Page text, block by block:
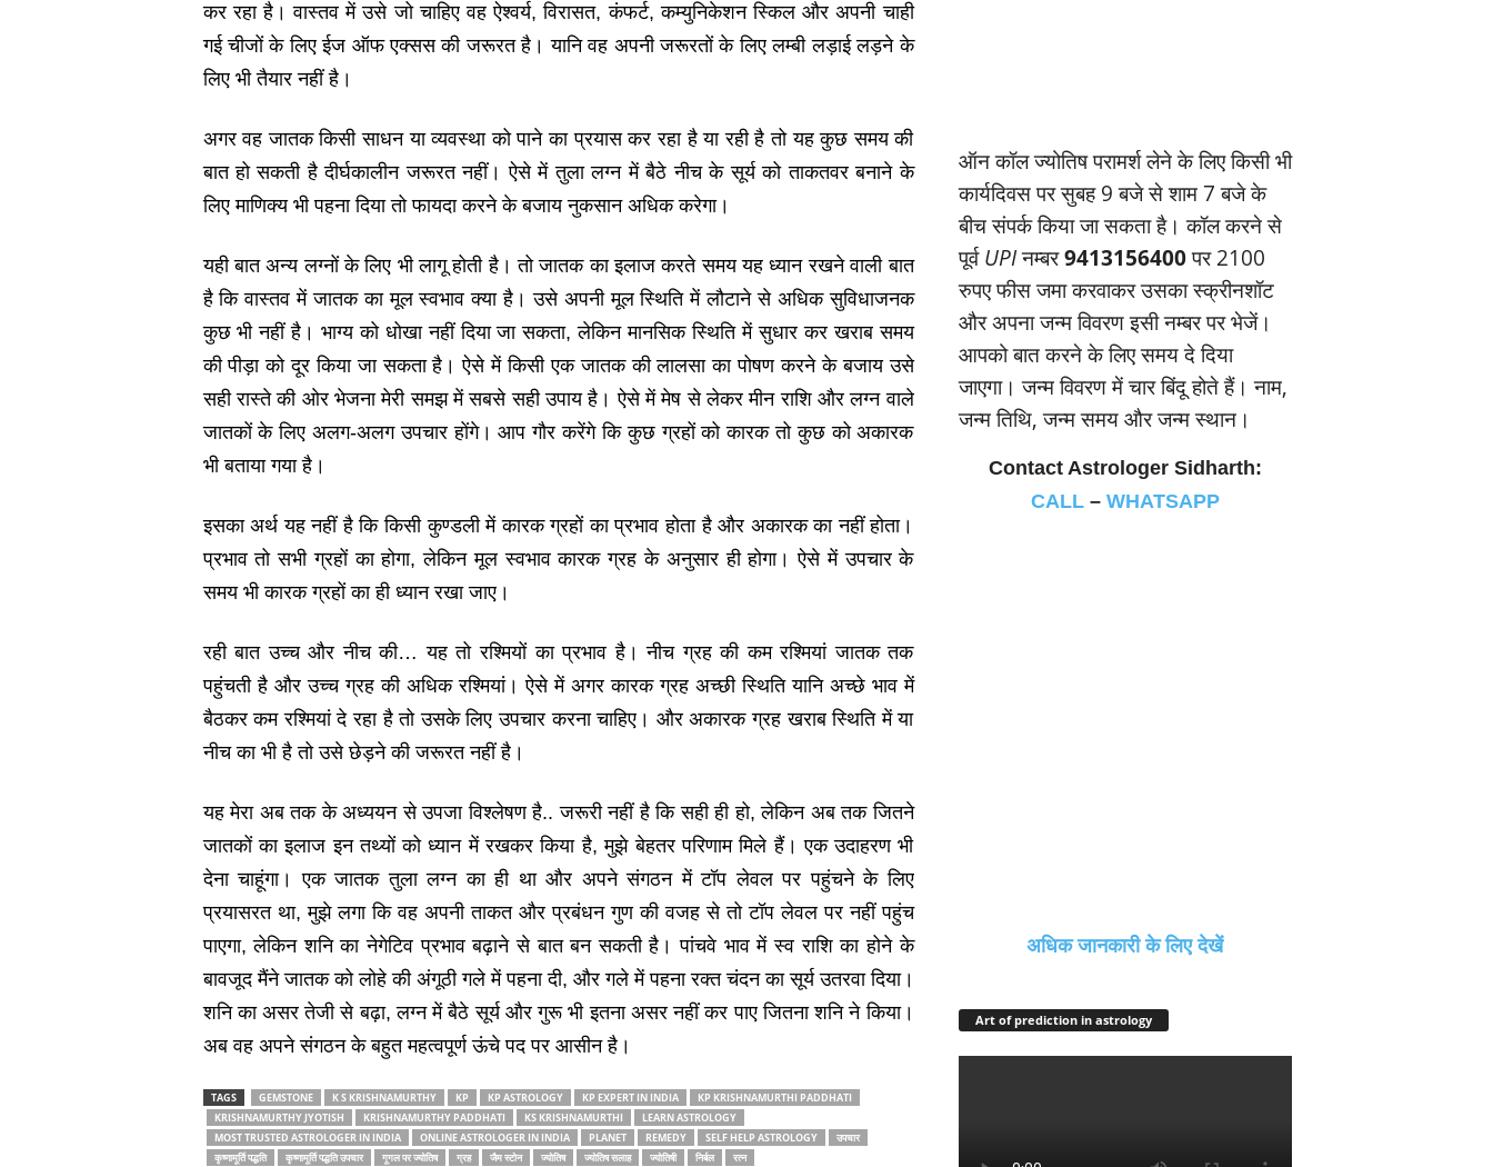
कर रहा है। वास्‍तव में उसे जो चाहिए वह ऐश्‍वर्य, विरासत, कंफर्ट, कम्‍युनिकेशन स्किल और अपनी चाही
गई चीजों के लिए ईज ऑफ एक्‍सस की जरूरत है। यानि वह अपनी जरूरतों के लिए लम्‍बी लड़ाई लड़ने के
लिए भी तैयार नहीं है।
अगर वह जातक किसी साधन या व्‍यवस्‍था को पाने का प्रयास कर रहा है या रही है तो यह कुछ समय की
बात हो सकती है दीर्घकालीन जरूरत नहीं। ऐसे में तुला लग्‍न में बैठे नीच के सूर्य को ताकतवर बनाने के
लिए माणिक्‍य भी पहना दिया तो फायदा करने के बजाय नुकसान अधिक करेगा।
यही बात अन्‍य लग्‍नों के लिए भी लागू होती है। तो जातक का इलाज करते समय यह ध्‍यान रखने वाली बात
है कि वास्‍तव में जातक का मूल स्‍वभाव क्‍या है। उसे अपनी मूल स्थिति में लौटाने से अधिक सुविधाजनक
कुछ भी नहीं है। भाग्‍य को धोखा नहीं दिया जा सकता, लेकिन मानसिक स्थिति में सुधार कर खराब समय
की पीड़ा को दूर किया जा सकता है। ऐसे में किसी एक जातक की लालसा का पोषण करने के बजाय उसे
सही रास्‍ते की ओर भेजना मेरी समझ में सबसे सही उपाय है। ऐसे में मेष से लेकर मीन राशि और लग्‍न वाले
जातकों के लिए अलग-अलग उपचार होंगे। आप गौर करेंगे कि कुछ ग्रहों को कारक तो कुछ को अकारक
भी बताया गया है।
इसका अर्थ यह नहीं है कि किसी कुण्‍डली में कारक ग्रहों का प्रभाव होता है और अकारक का नहीं होता।
प्रभाव तो सभी ग्रहों का होगा, लेकिन मूल स्‍वभाव कारक ग्रह के अनुसार ही होगा। ऐसे में उपचार के
समय भी कारक ग्रहों का ही ध्‍यान रखा जाए।
रही बात उच्‍च और नीच की… यह तो रश्मियों का प्रभाव है। नीच ग्रह की कम रश्मियां जातक तक
पहुंचती है और उच्‍च ग्रह की अधिक रश्मियां। ऐसे में अगर कारक ग्रह अच्‍छी स्थिति यानि अच्‍छे भाव में
बैठकर कम रश्मियां दे रहा है तो उसके लिए उपचार करना चाहिए। और अकारक ग्रह खराब स्थिति में या
नीच का भी है तो उसे छेड़ने की जरूरत नहीं है।
यह मेरा अब तक के अध्‍ययन से उपजा विश्‍लेषण है.. जरूरी नहीं है कि सही ही हो, लेकिन अब तक जितने
जातकों का इलाज इन तथ्‍यों को ध्‍यान में रखकर किया है, मुझे बेहतर परिणाम मिले हैं। एक उदाहरण भी
देना चाहूंगा। एक जातक तुला लग्‍न का ही था और अपने संगठन में टॉप लेवल पर पहुंचने के लिए
प्रयासरत था, मुझे लगा कि वह अपनी ताकत और प्रबंधन गुण की वजह से तो टॉप लेवल पर नहीं पहुंच
पाएगा, लेकिन शनि का नेगेटिव प्रभाव बढ़ाने से बात बन सकती है। पांचवे भाव में स्‍व राशि का होने के
बावजूद मैंने जातक को लोहे की अंगूठी गले में पहना दी, और गले में पहना रक्‍त चंदन का सूर्य उतरवा दिया।
शनि का असर तेजी से बढ़ा, लग्‍न में बैठे सूर्य और गुरू भी इतना असर नहीं कर पाए जितना शनि ने किया।
अब वह अपने संगठन के बहुत महत्‍वपूर्ण ऊंचे पद पर आसीन है।
TAGS GEMSTONE K S KRISHNAMURTHY KP KP ASTROLOGY KP EXPERT IN INDIA
KP KRISHNAMURTHI PADDHATI
KRISHNAMURTHY JYOTISH
KRISHNAMURTHY PADDHATI KS KRISHNAMURTHI
LEARN ASTROLOGY
MOST TRUSTED ASTROLOGER IN INDIA
ONLINE ASTROLOGER IN INDIA PLANET REMEDY SELF HELP ASTROLOGY
उपचार
कृष्‍णामूर्ति पद्धति
कृष्‍णामूर्ति पद्धति उपचार गूगल पर ज्‍योतिष ग्रह जैम स्‍टोन ज्‍योतिष ज्‍योतिष सलाह ज्‍योतिषी निर्बल रत्‍न
ऑन कॉल ज्‍योतिष परामर्श लेने के लिए किसी भी
कार्यदिवस पर सुबह 9 बजे से शाम 7 बजे के
बीच संपर्क किया जा सकता है। कॉल करने से
पूर्वUPIनम्‍बर9413156400पर 2100
रुपए फीस जमा करवाकर उसका स्‍क्रीनशॉट
और अपना जन्‍म विवरण इसी नम्‍बर पर भेजें।
आपको बात करने के लिए समय दे दिया
जाएगा। जन्‍म विवरण में चार बिंदू होते हैं। नाम,
जन्‍म तिथि, जन्‍म समय और जन्‍म स्‍थान।
Contact Astrologer Sidharth:
CALL– WHATSAPP
अधिक जानकारी के लिए देखें
Art of prediction in astrology